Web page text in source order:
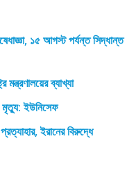
১৫ আগস্ট পর্যন্ত সিদ্ধান্ত
মন্ত্রণালয়ের ব্যাখ্যা
মৃত্যু: ইউনিসেফ
প্রত্যাহার, ইরানের বিরুদ্ধে